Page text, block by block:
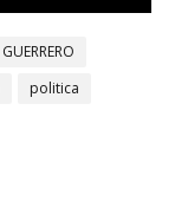
GUERRERO
politica